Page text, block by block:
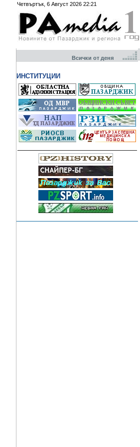
Четвъртък, 6 Август 2026 22:21
Всички от деня
ИНСТИТУЦИИ